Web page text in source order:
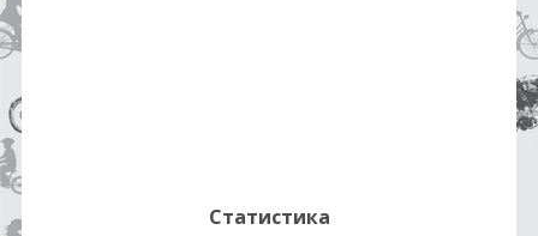
Статистика